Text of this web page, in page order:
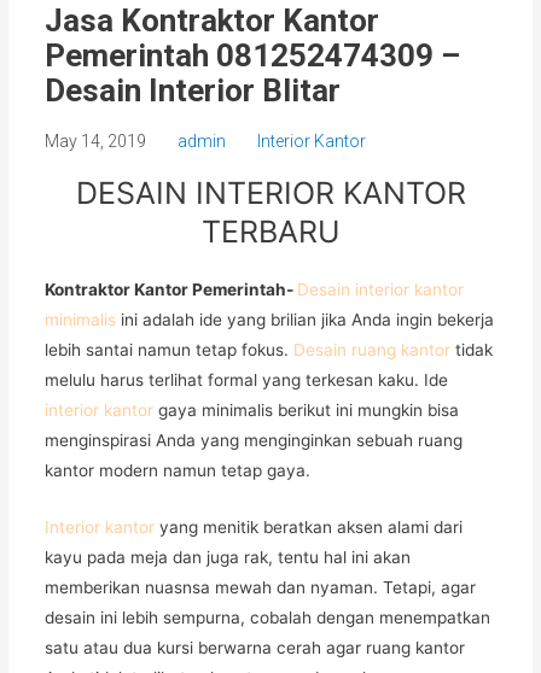
Jasa Kontraktor Kantor
Pemerintah 081252474309 –
Desain Interior Blitar
May 14, 2019 admin Interior Kantor
DESAIN INTERIOR KANTOR
TERBARU
Kontraktor Kantor Pemerintah- Desain interior kantor
minimalis ini adalah ide yang brilian jika Anda ingin bekerja
lebih santai namun tetap fokus. Desain ruang kantor tidak
melulu harus terlihat formal yang terkesan kaku. Ide
interior kantor gaya minimalis berikut ini mungkin bisa
menginspirasi Anda yang menginginkan sebuah ruang
kantor modern namun tetap gaya.
Interior kantor yang menitik beratkan aksen alami dari
kayu pada meja dan juga rak, tentu hal ini akan
memberikan nuasnsa mewah dan nyaman. Tetapi, agar
desain ini lebih sempurna, cobalah dengan menempatkan
satu atau dua kursi berwarna cerah agar ruang kantor